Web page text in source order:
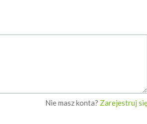
Nie masz konta? Zarejestruj